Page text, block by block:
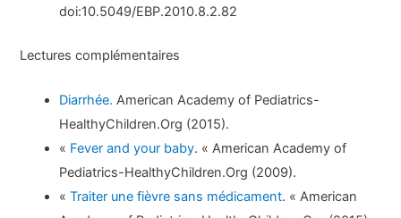
doi:10.5049/EBP.2010.8.2.82
Lectures complémentaires
Diarrhée. American Academy of Pediatrics-
HealthyChildren.Org (2015).
« Fever and your baby. « American Academy of
Pediatrics-HealthyChildren.Org (2009).
«Traiter une fièvre sans médicament. « American